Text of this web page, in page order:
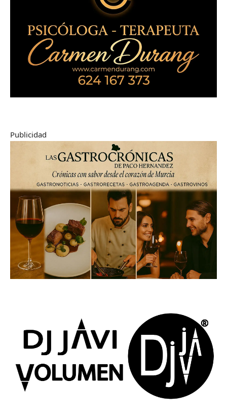
Publicidad